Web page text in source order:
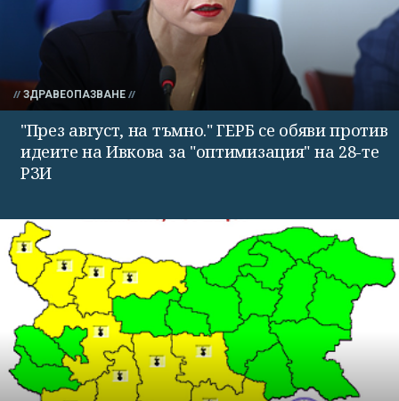
ЗДРАВЕОПАЗВАНЕ
"През август, на тъмно." ГЕРБ се обяви против
идеите на Ивкова за "оптимизация" на 28-те
РЗИ